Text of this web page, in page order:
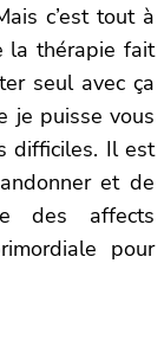
c’est tout à
la thérapie fait
seul avec ça
je puisse vous
difficiles. Il est
et de
des affects
pour